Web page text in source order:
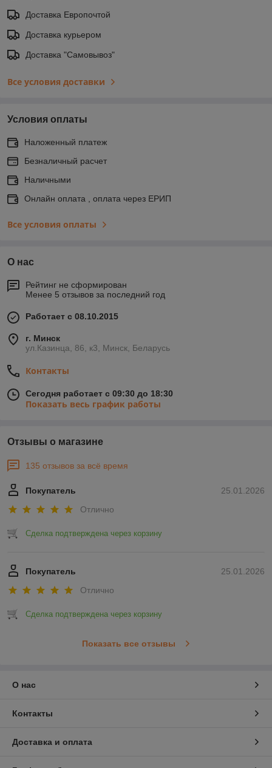
Доставка Европочтой
Доставка курьером
Доставка "Самовывоз"
Все условия доставки
Условия оплаты
Наложенный платеж
Безналичный расчет
Наличными
Онлайн оплата , оплата через ЕРИП
Все условия оплаты
О нас
Рейтинг не сформирован
Менее 5 отзывов за последний год
Работает с 08.10.2015
г. Минск
ул.Казинца, 86, к3, Минск, Беларусь
Контакты
Сегодня работает с 09:30 до 18:30
Показать весь график работы
Отзывы о магазине
135 отзывов за всё время
25.01.2026
Покупатель
Отлично
Сделка подтверждена через корзину
25.01.2026
Покупатель
Отлично
Сделка подтверждена через корзину
Показать все отзывы
О нас
Контакты
Доставка и оплата